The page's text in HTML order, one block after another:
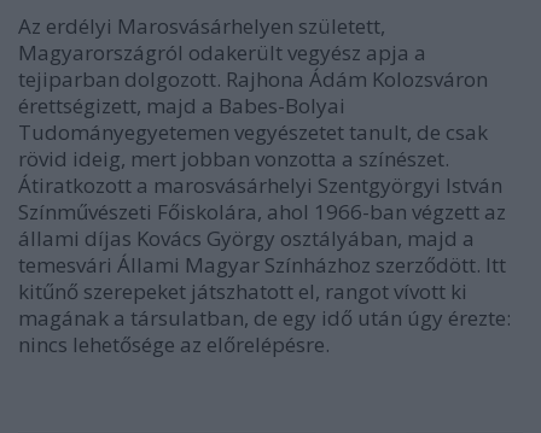
Az erdélyi Marosvásárhelyen született,
Magyarországról odakerült vegyész apja a
tejiparban dolgozott. Rajhona Ádám Kolozsváron
érettségizett, majd a Babes-Bolyai
Tudományegyetemen vegyészetet tanult, de csak
rövid ideig, mert jobban vonzotta a színészet.
Átiratkozott a marosvásárhelyi Szentgyörgyi István
Színművészeti Főiskolára, ahol 1966-ban végzett az
állami díjas Kovács György osztályában, majd a
temesvári Állami Magyar Színházhoz szerződött. Itt
kitűnő szerepeket játszhatott el, rangot vívott ki
magának a társulatban, de egy idő után úgy érezte:
nincs lehetősége az előrelépésre.